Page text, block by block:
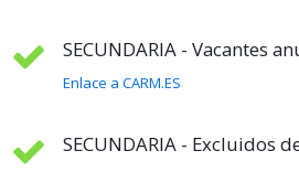
SECUNDARIA - Vacantes
Enlace a CARM.ES
SECUNDARIA - Excluidos